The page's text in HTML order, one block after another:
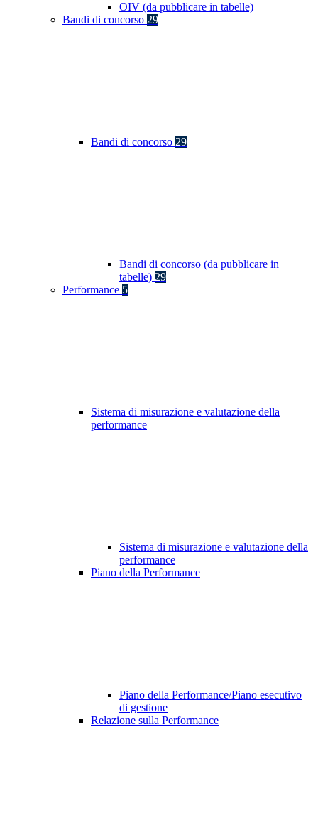
OIV (da pubblicare in tabelle)
Bandi di concorso 29
Bandi di concorso 29
Bandi di concorso (da pubblicare in
tabelle) 29
Performance 5
Sistema di misurazione e valutazione della
performance
Sistema di misurazione e valutazione della
performance
Piano della Performance
Piano della Performance/Piano esecutivo
di gestione
Relazione sulla Performance